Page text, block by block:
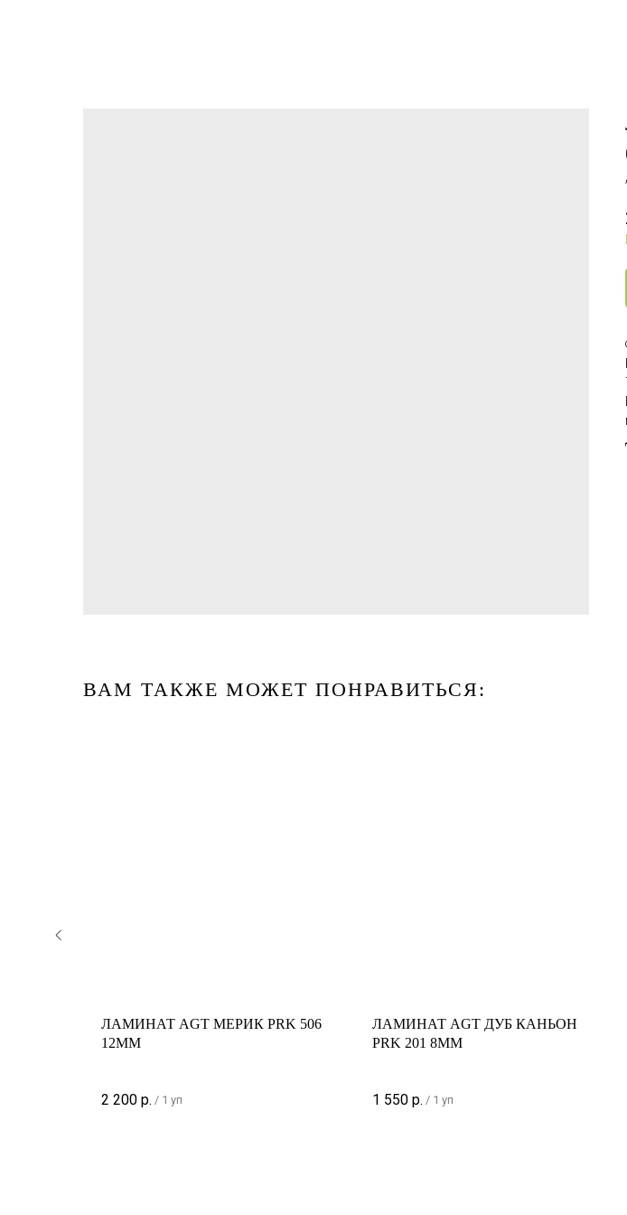
ВАМ ТАКЖЕ МОЖЕТ ПОНРАВИТЬСЯ:
ЛАМИНАТ AGT МЕРИК PRK 506
12ММ
2 200 р. / 1 уп
ЛАМИНАТ AGT ДУБ КАНЬОН
PRK 201 8ММ
1 550 р. / 1 уп